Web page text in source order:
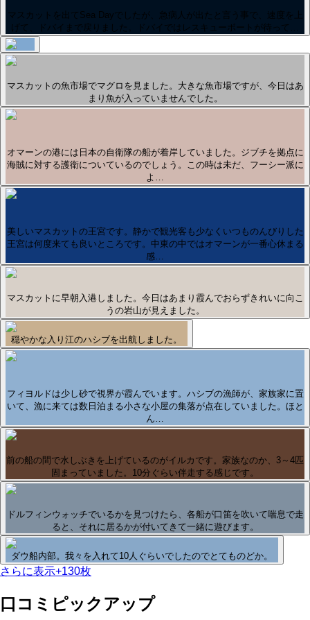
マスカットを出てSea Dayでしたが、急病人が出たと言う事で、速度を上
げて、ドバイまで戻りました。ドバイではレスキューボートが待って…
マスカットの魚市場でマグロを見ました。大きな魚市場ですが、今日はあ
まり魚が入っていませんでした。
オマーンの港には日本の自衛隊の船が着岸していました。ジブチを拠点に
海賊に対する護衛についているのでしょう。この時は未だ、フーシー派に
よ…
美しいマスカットの王宮です。静かで観光客も少なくいつものんびりした
王宮は何度来ても良いところです。中東の中ではオマーンが一番心休まる
感…
マスカットに早朝入港しました。今日はあまり霞んでおらずきれいに向こ
うの岩山が見えました。
穏やかな入り江のハシブを出航しました。
フィヨルドは少し砂で視界が霞んでいます。ハシブの漁師が、家族家に置
いて、漁に来ては数日泊まる小さな小屋の集落が点在していました。ほと
ん…
前の船の間で水しぶきを上げているのがイルカです。家族なのか、3～4匹
固まっていました。10分ぐらい伴走する感じです。
ドルフィンウォッチでいるかを見つけたら、各船が口笛を吹いて喘息で走
ると、それに居るかが付いてきて一緒に遊びます。
ダウ船内部。我々を入れて10人ぐらいでしたのでとてものどか。
さらに表示+130枚
口コミピックアップ